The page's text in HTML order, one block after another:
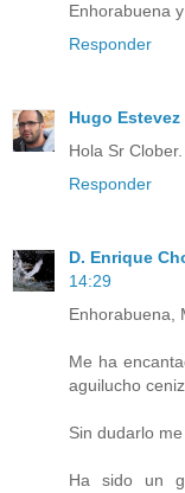
Enhorabuena
Responder
Hugo Estevez
Hola Sr
Responder
D. Enrique
14:29
Enhorabuena,
Me ha
aguilucho
Sin dudarlo
Ha sido un